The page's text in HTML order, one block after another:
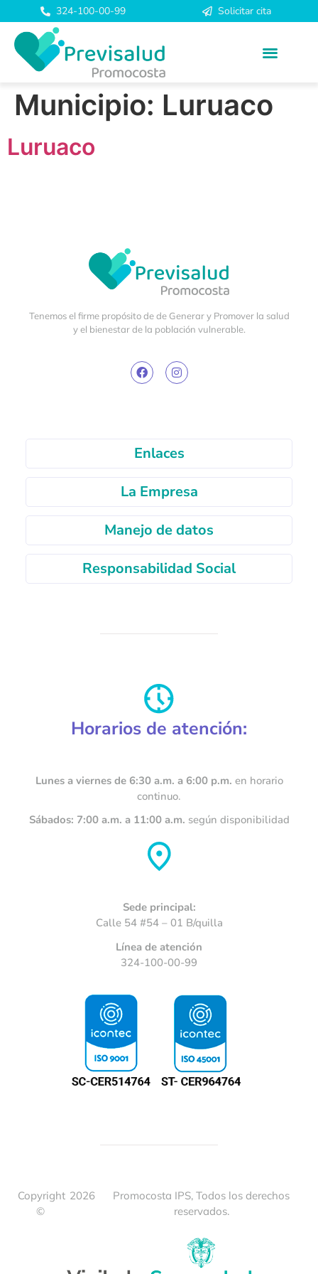
324-100-00-99 Solicitar cita
Municipio: Luruaco
Luruaco
Tenemos el firme propósito de de Generar y Promover la salud
y el bienestar de la población vulnerable.
Enlaces
La Empresa
Manejo de datos
Responsabilidad Social
Horarios de atención:
Lunes a viernes de 6:30 a.m. a 6:00 p.m. en horario
continuo.
Sábados: 7:00 a.m. a 11:00 a.m. según disponibilidad
Sede principal:
Calle 54 #54 – 01 B/quilla
Línea de atención
324-100-00-99
Copyright
©
2026
Promocosta IPS, Todos los derechos
reservados.